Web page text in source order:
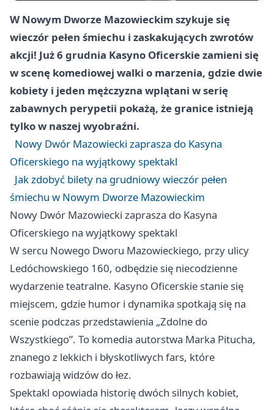
W Nowym Dworze Mazowieckim szykuje się
wieczór pełen śmiechu i zaskakujących zwrotów
akcji! Już 6 grudnia Kasyno Oficerskie zamieni się
w scenę komediowej walki o marzenia, gdzie dwie
kobiety i jeden mężczyzna wplątani w serię
zabawnych perypetii pokażą, że granice istnieją
tylko w naszej wyobraźni.
Nowy Dwór Mazowiecki zaprasza do Kasyna
Oficerskiego na wyjątkowy spektakl
Jak zdobyć bilety na grudniowy wieczór pełen
śmiechu w Nowym Dworze Mazowieckim
Nowy Dwór Mazowiecki zaprasza do Kasyna
Oficerskiego na wyjątkowy spektakl
W sercu Nowego Dworu Mazowieckiego, przy ulicy
Ledóchowskiego 160, odbędzie się niecodzienne
wydarzenie teatralne. Kasyno Oficerskie stanie się
miejscem, gdzie humor i dynamika spotkają się na
scenie podczas przedstawienia „Zdolne do
Wszystkiego”. To komedia autorstwa Marka Pitucha,
znanego z lekkich i błyskotliwych fars, które
rozbawiają widzów do łez.
Spektakl opowiada historię dwóch silnych kobiet,